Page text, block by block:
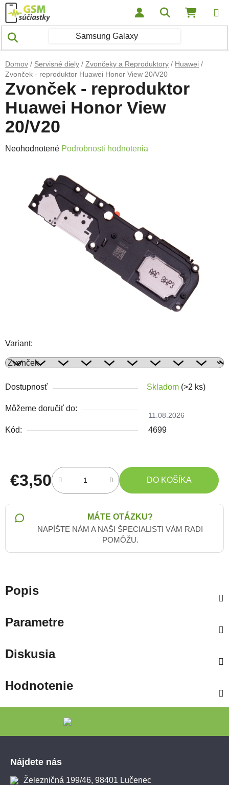
Prejsť na obsah Hľadať
Domov / Servisné diely / Zvončeky a Reproduktory / Huawei /
Zvonček - reproduktor Huawei Honor View 20/V20
Variant:
Dostupnosť Skladom (>2 ks)
Môžeme doručiť do:
11.08.2026
Kód: 4699
€3,50
Jednotková cena:
DO KOŠÍKA
MÁTE OTÁZKU?
NAPÍŠTE NÁM A NAŠI ŠPECIALISTI VÁM RADI
POMÔŽU.
Zvonček - reproduktor
Huawei Honor View
20/V20
Priemerné hodnotenie produktu je 0,0 z 5 hviezdičiek.
Neohodnotené Podrobnosti hodnotenia
Popis
Parametre
Diskusia
Hodnotenie
Nájdete nás
Železničná 199/46, 98401 Lučenec